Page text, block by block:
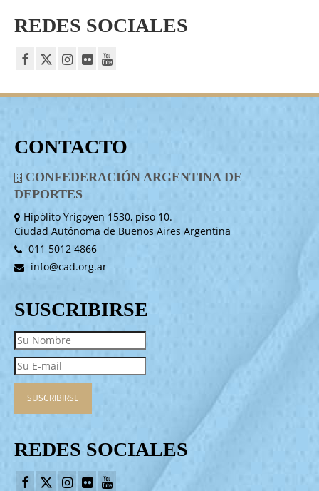
REDES SOCIALES
CONTACTO
CONFEDERACIÓN ARGENTINA DE
DEPORTES
Hipólito Yrigoyen 1530, piso 10.
Ciudad Autónoma de Buenos Aires Argentina
011 5012 4866
info@cad.org.ar
SUSCRIBIRSE
REDES SOCIALES